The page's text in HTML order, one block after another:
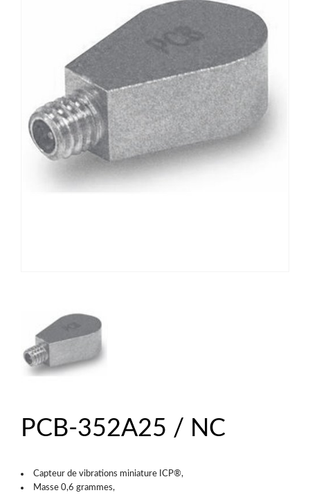
PCB-352A25 / NC
Capteur de vibrations miniature ICP®,
Masse 0,6 grammes,